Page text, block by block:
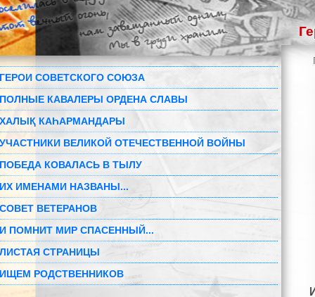
ГЕРОИ СОВЕТСКОГО СОЮЗА
ПОЛНЫЕ КАВАЛЕРЫ ОРДЕНА СЛАВЫ
ХАЛЫҚ КАҺАРМАНДАРЫ
УЧАСТНИКИ ВЕЛИКОЙ ОТЕЧЕСТВЕННОЙ ВОЙНЫ
ПОБЕДА КОВАЛАСЬ В ТЫЛУ
ИХ ИМЕНАМИ НАЗВАНЫ...
СОВЕТ ВЕТЕРАНОВ
И ПОМНИТ МИР СПАСЕННЫЙ...
ЛИСТАЯ СТРАНИЦЫ
ИЩЕМ РОДСТВЕННИКОВ